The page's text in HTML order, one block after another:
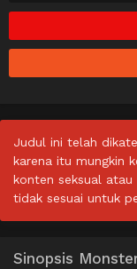
Judul ini telah
karena itu mungkin
konten seksual atau
tidak sesuai untuk
Sinopsis